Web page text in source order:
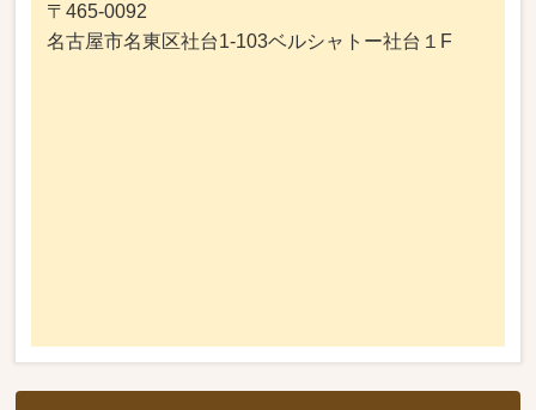
〒465-0092
名古屋市名東区社台1-103ベルシャトー社台１F